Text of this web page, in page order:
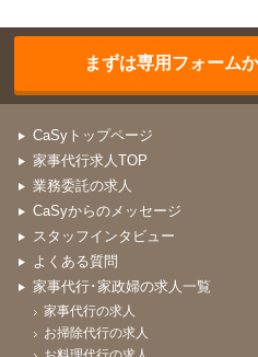
まずは専用フォーム
CaSyトップページ
家事代行求人TOP
業務委託の求人
CaSyからのメッセージ
スタッフインタビュー
よくある質問
家事代行･家政婦の求人一覧
家事代行の求人
お掃除代行の求人